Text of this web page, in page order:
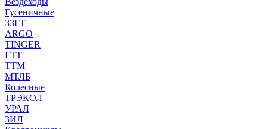
Гусеничные
ЗЗГТ
ARGO
TINGER
ГТТ
ТТМ
МТЛБ
Колесные
ТРЭКОЛ
УРАЛ
ЗИЛ